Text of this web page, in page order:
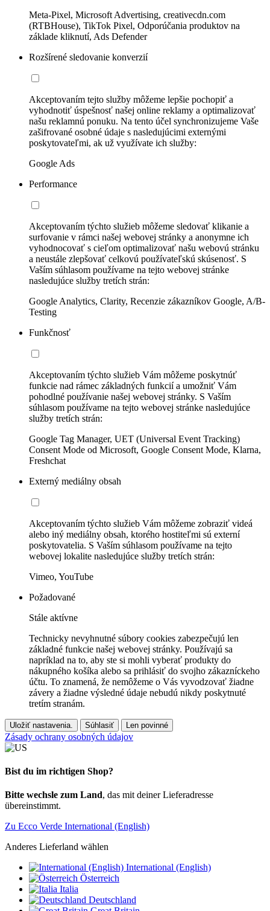
Meta-Pixel, Microsoft Advertising, creativecdn.com
(RTBHouse), TikTok Pixel, Odporúčania produktov na
základe kliknutí, Ads Defender
Rozšírené sledovanie konverzií
Akceptovaním tejto služby môžeme lepšie pochopiť a
vyhodnotiť úspešnosť našej online reklamy a optimalizovať
našu reklamnú ponuku. Na tento účel synchronizujeme Vaše
zašifrované osobné údaje s nasledujúcimi externými
poskytovateľmi, ak už využívate ich služby:
Google Ads
Performance
Akceptovaním týchto služieb môžeme sledovať klikanie a
surfovanie v rámci našej webovej stránky a anonymne ich
vyhodnocovať s cieľom optimalizovať našu webovú stránku
a neustále zlepšovať celkovú používateľskú skúsenosť. S
Vaším súhlasom používame na tejto webovej stránke
nasledujúce služby tretích strán:
Google Analytics, Clarity, Recenzie zákazníkov Google, A/B-
Testing
Funkčnosť
Akceptovaním týchto služieb Vám môžeme poskytnúť
funkcie nad rámec základných funkcií a umožniť Vám
pohodlné používanie našej webovej stránky. S Vaším
súhlasom používame na tejto webovej stránke nasledujúce
služby tretích strán:
Google Tag Manager, UET (Universal Event Tracking)
Consent Mode od Microsoft, Google Consent Mode, Klarna,
Freshchat
Externý mediálny obsah
Akceptovaním týchto služieb Vám môžeme zobraziť videá
alebo iný mediálny obsah, ktorého hostiteľmi sú externí
poskytovatelia. S Vaším súhlasom používame na tejto
webovej lokalite nasledujúce služby tretích strán:
Vimeo, YouTube
Požadované
Stále aktívne
Technicky nevyhnutné súbory cookies zabezpečujú len
základné funkcie našej webovej stránky. Používajú sa
napríklad na to, aby ste si mohli vyberať produkty do
nákupného košíka alebo sa prihlásiť do svojho zákazníckeho
účtu. To znamená, že nemôžeme o Vás vyvodzovať žiadne
závery a žiadne výsledné údaje nebudú nikdy poskytnuté
tretím stranám.
Uložiť nastavenia. Súhlasiť Len povinné
Zásady ochrany osobných údajov
Bist du im richtigen Shop?
Bitte wechsle zum Land, das mit deiner Lieferadresse
übereinstimmt.
Zu Ecco Verde International (English)
Anderes Lieferland wählen
International (English)
Österreich
Italia
Deutschland